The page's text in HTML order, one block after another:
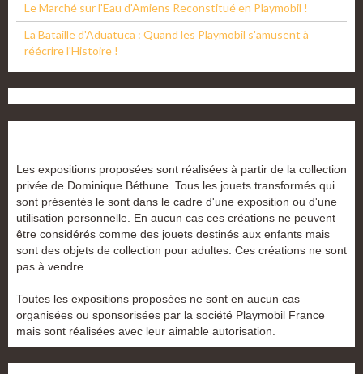
Le Marché sur l'Eau d'Amiens Reconstitué en Playmobil !
La Bataille d'Aduatuca : Quand les Playmobil s'amusent à
réécrire l'Histoire !
Les expositions proposées sont réalisées à partir de la collection
privée de Dominique Béthune. Tous les jouets transformés qui
sont présentés le sont dans le cadre d'une exposition ou d'une
utilisation personnelle. En aucun cas ces créations ne peuvent
être considérés comme des jouets destinés aux enfants mais
sont des objets de collection pour adultes. Ces créations ne sont
pas à vendre.
Toutes les expositions proposées ne sont en aucun cas
organisées ou sponsorisées par la société Playmobil France
mais sont réalisées avec leur aimable autorisation.